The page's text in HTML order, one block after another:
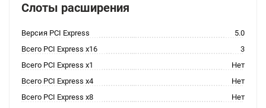
Слоты расширения
Версия PCI Express
5.0
Всего PCI Express x16
3
Всего PCI Express x1
Нет
Всего PCI Express x4
Нет
Всего PCI Express x8
Нет